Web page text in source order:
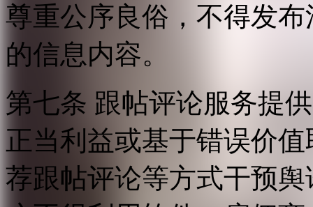
尊重公序良俗，不得发
的信息内容。
第七条 跟帖评论服务提
正当利益或基于错误价
荐跟帖评论等方式干预